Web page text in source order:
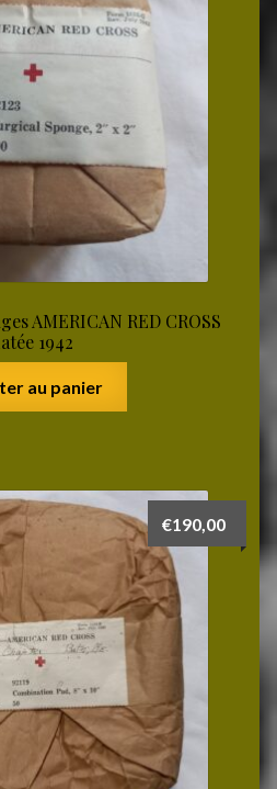
AMERICAN RED CROSS
1942
au panier
€190,00